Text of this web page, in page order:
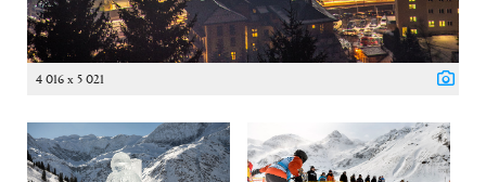
4 016 x 5 021